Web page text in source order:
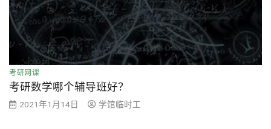
考研网课
考研数学哪个辅导班好？
2021年1月14日 学馆临时工